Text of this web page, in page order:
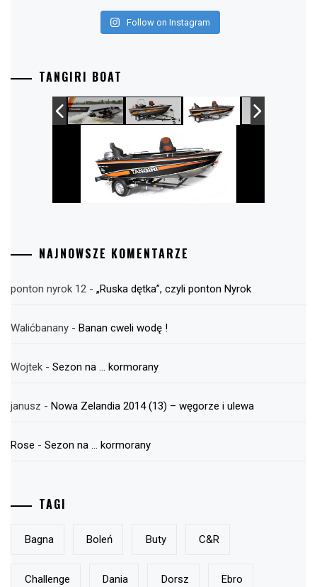
Follow on Instagram
TANGIRI BOAT
NAJNOWSZE KOMENTARZE
ponton nyrok 12 - „Ruska dętka”, czyli ponton Nyrok
Walićbanany - Banan cweli wodę !
Wojtek - Sezon na … kormorany
janusz - Nowa Zelandia 2014 (13) – węgorze i ulewa
Rose - Sezon na … kormorany
TAGI
Bagna Boleń Buty C&r
Challenge Dania Dorsz Ebro